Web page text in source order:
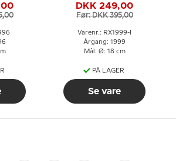
DKK 249,00
Før: DKK 395,00
Varenr.: RX1999-I
Årgang: 1999
Mål: Ø: 18 cm
PÅ LAGER
Se vare